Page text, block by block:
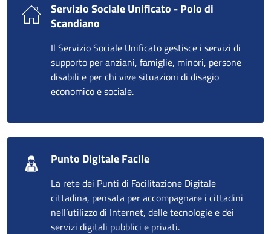
Servizio Sociale Unificato - Polo di
Scandiano
Il Servizio Sociale Unificato gestisce i servizi di
supporto per anziani, famiglie, minori, persone
disabili e per chi vive situazioni di disagio
economico e sociale.
Punto Digitale Facile
La rete dei Punti di Facilitazione Digitale
cittadina, pensata per accompagnare i cittadini
nell’utilizzo di Internet, delle tecnologie e dei
servizi digitali pubblici e privati.